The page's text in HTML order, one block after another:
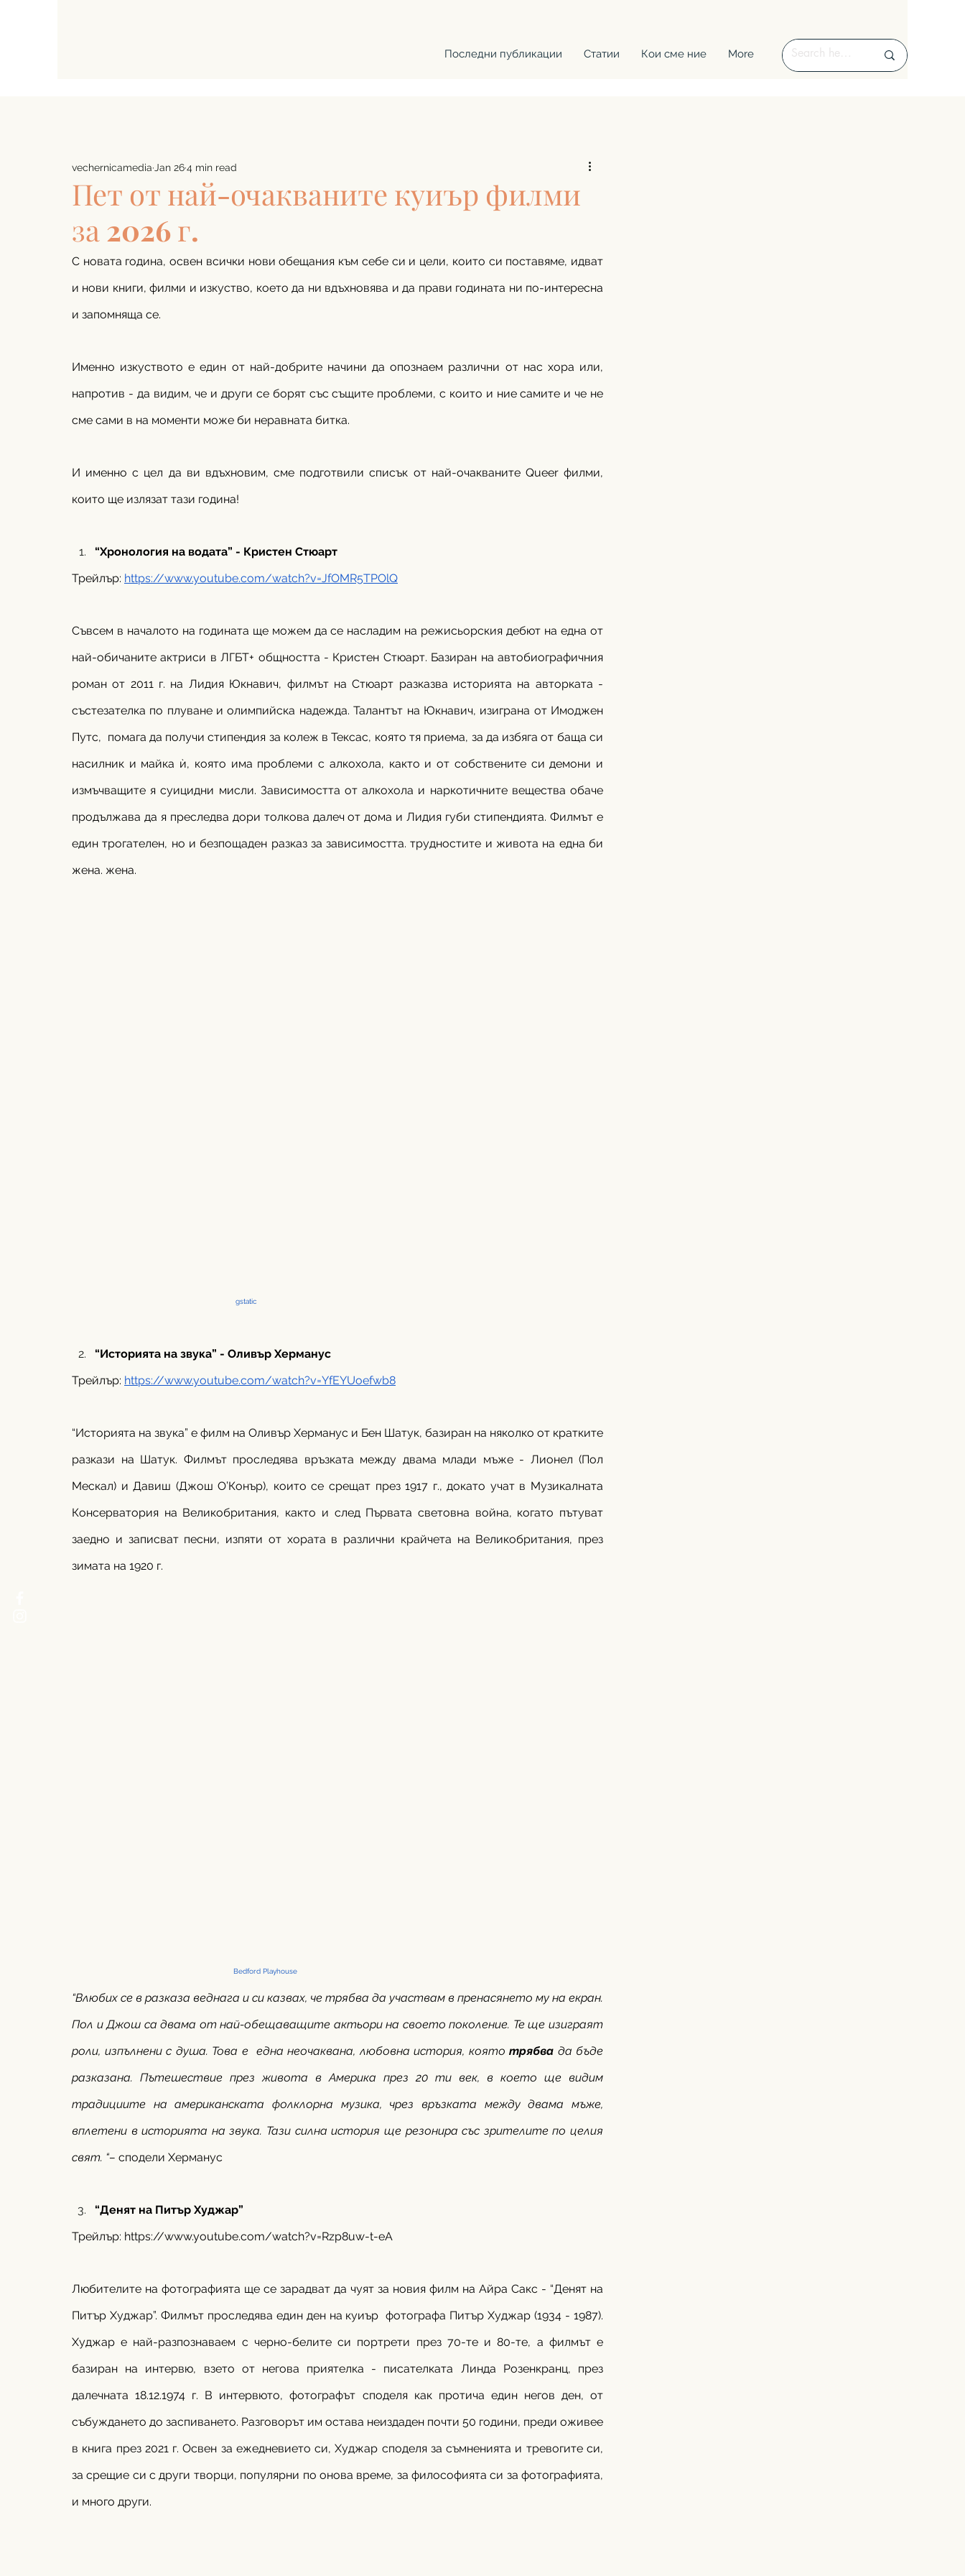
Последни публикации Статии Кои сме ние More
Пет от най-очакваните куиър филми
за 2026 г.
vechernicamedia Jan 264 min read
С новата година, освен всички нови обещания към себе си и цели, които си поставяме, идват
и нови книги, филми и изкуство, което да ни вдъхновява и да прави годината ни по-интересна
и запомняща се.
Именно изкуството е един от най-добрите начини да опознаем различни от нас хора или,
напротив - да видим, че и други се борят със същите проблеми, с които и ние самите и че не
сме сами в на моменти може би неравната битка.
И именно с цел да ви вдъхновим, сме подготвили списък от най-очакваните Queer филми,
които ще излязат тази година!
“Хронология на водата” - Кристен Стюарт
Трейлър: https://www.youtube.com/watch?v=JfOMR5TPOlQ
Съвсем в началото на годината ще можем да се насладим на режисьорския дебют на една от
най-обичаните актриси в ЛГБТ+ общността - Кристен Стюарт. Базиран на автобиографичния
роман от 2011 г. на Лидия Юкнавич, филмът на Стюарт разказва историята на авторката -
състезателка по плуване и олимпийска надежда. Талантът на Юкнавич, изиграна от Имоджен
Путс,  помага да получи стипендия за колеж в Тексас, която тя приема, за да избяга от баща си
насилник и майка ѝ, която има проблеми с алкохола, както и от собствените си демони и
измъчващите я суицидни мисли. Зависимостта от алкохола и наркотичните вещества обаче
продължава да я преследва дори толкова далеч от дома и Лидия губи стипендията. Филмът е
един трогателен, но и безпощаден разказ за зависимостта. трудностите и живота на една би
жена. жена.
                                                                            gstatic
“Историята на звука” - Оливър Херманус
Трейлър: https://www.youtube.com/watch?v=YfEYUoefwb8
“Историята на звука” е филм на Оливър Херманус и Бен Шатук, базиран на няколко от кратките
разкази на Шатук. Филмът проследява връзката между двама млади мъже - Лионел (Пол
Мескал) и Давиш (Джош О’Конър), които се срещат през 1917 г., докато учат в Музикалната
Консерватория на Великобритания, както и след Първата световна война, когато пътуват
заедно и записват песни, изпяти от хората в различни крайчета на Великобритания, през
зимата на 1920 г.
                                                                           Bedford Playhouse
“Влюбих се в разказа веднага и си казвах, че трябва да участвам в пренасянето му на екран.
Пол и Джош са двама от най-обещаващите актьори на своето поколение. Те ще изиграят
роли, изпълнени с душа. Това е  една неочаквана, любовна история, която трябва да бъде
разказана. Пътешествие през живота в Америка през 20 ти век, в което ще видим
традициите на американската фолклорна музика, чрез връзката между двама мъже,
вплетени в историята на звука. Тази силна история ще резонира със зрителите по целия
свят. “– сподели Херманус
“Денят на Питър Худжар”
Трейлър: https://www.youtube.com/watch?v=Rzp8uw-t-eA
Любителите на фотографията ще се зарадват да чуят за новия филм на Айра Сакс - “Денят на
Питър Худжар”. Филмът проследява един ден на куиър  фотографа Питър Худжар (1934 - 1987).
Худжар е най-разпознаваем с черно-белите си портрети през 70-те и 80-те, а филмът е
базиран на интервю, взето от негова приятелка - писателката Линда Розенкранц, през
далечната 18.12.1974 г. В интервюто, фотографът споделя как протича един негов ден, от
събуждането до заспиването. Разговорът им остава неиздаден почти 50 години, преди оживее
в книга през 2021 г. Освен за ежедневието си, Худжар споделя за съмненията и тревогите си,
за срещие си с други творци, популярни по онова време, за философията си за фотографията,
и много други.